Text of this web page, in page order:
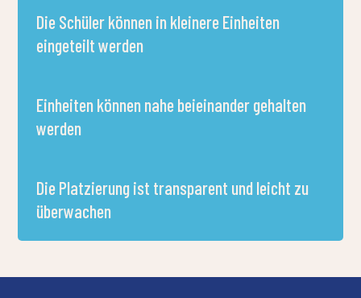
Die Schüler können in kleinere Einheiten
eingeteilt werden
Einheiten können nahe beieinander gehalten
werden
Die Platzierung ist transparent und leicht zu
überwachen